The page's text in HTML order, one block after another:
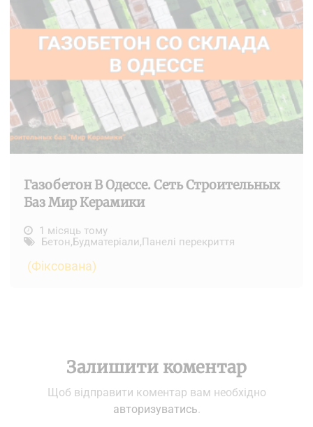
Газобетон В Одессе. Сеть Строительных
Баз Мир Керамики
1 місяць тому
Бетон,Будматеріали,Панелі перекриття
(Фіксована)
Залишити коментар
Щоб відправити коментар вам необхідно
авторизуватись.